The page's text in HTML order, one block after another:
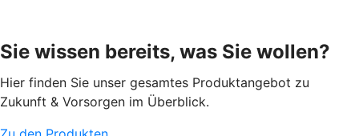
Sie wissen bereits, was Sie wollen?
Hier finden Sie unser gesamtes Produktangebot zu
Zukunft & Vorsorgen im Überblick.